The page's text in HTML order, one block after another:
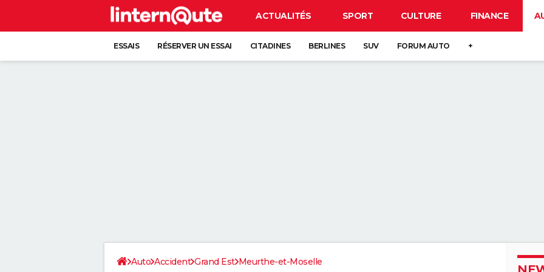
ACTUALITÉS SPORT CULTURE FINANCE
ESSAIS RÉSERVER UN ESSAI CITADINES BERLINES SUV FORUM AUTO +
Auto Accident Grand Est Meurthe-et-Moselle